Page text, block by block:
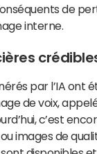
de
interne.
par l’IA ont
de voix,
c’est
images de